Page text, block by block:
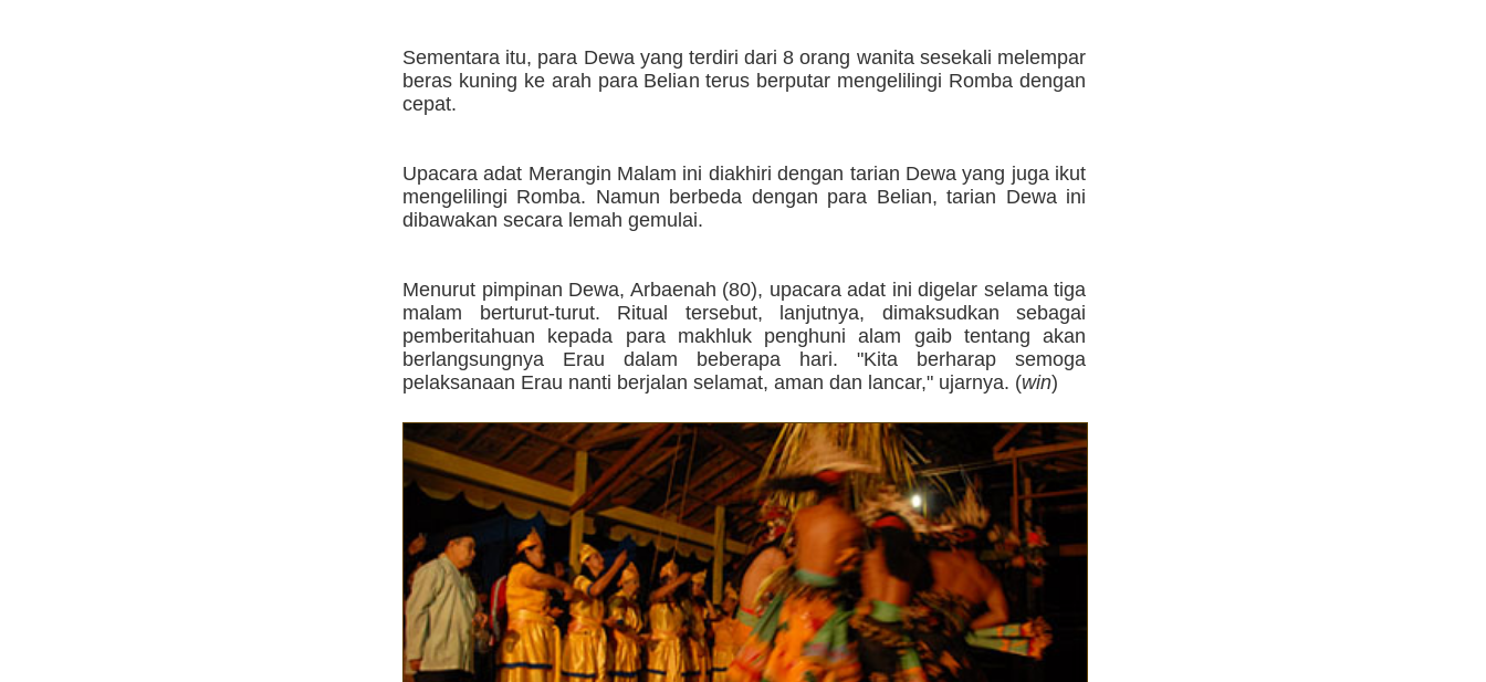
Sementara itu, para Dewa yang terdiri dari 8 orang wanita sesekali melempar
beras kuning ke arah para Belian terus berputar mengelilingi Romba dengan
cepat.
Upacara adat Merangin Malam ini diakhiri dengan tarian Dewa yang juga ikut
mengelilingi Romba. Namun berbeda dengan para Belian, tarian Dewa ini
dibawakan secara lemah gemulai.
Menurut pimpinan Dewa, Arbaenah (80), upacara adat ini digelar selama tiga
malam berturut-turut. Ritual tersebut, lanjutnya, dimaksudkan sebagai
pemberitahuan kepada para makhluk penghuni alam gaib tentang akan
berlangsungnya Erau dalam beberapa hari. "Kita berharap semoga
pelaksanaan Erau nanti berjalan selamat, aman dan lancar," ujarnya. (win)